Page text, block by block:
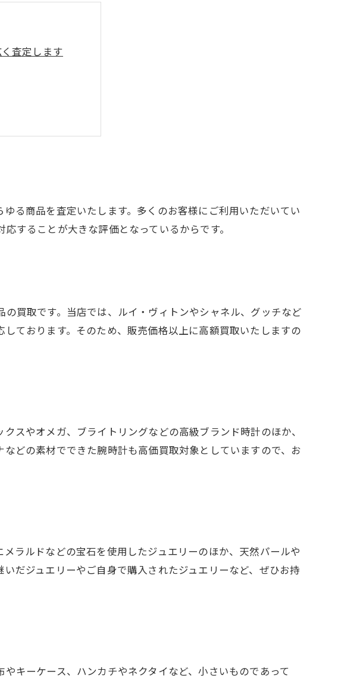
査定します
る商品を査定いたします。多くのお客様にご利用いただいてい
することが大きな評価となっているからです。
買取です。当店では、ルイ・ヴィトンやシャネル、グッチなど
ております。そのため、販売価格以上に高額買取いたしますの
スやオメガ、ブライトリングなどの高級ブランド時計のほか、
どの素材でできた腕時計も高価買取対象としていますので、お
ラルドなどの宝石を使用したジュエリーのほか、天然パールや
だジュエリーやご自身で購入されたジュエリーなど、ぜひお持
キーケース、ハンカチやネクタイなど、小さいものであって